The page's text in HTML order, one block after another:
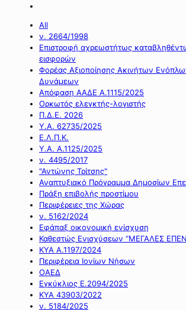
All
ν. 2664/1998
Επιστροφή αχρεωστήτως
εισφορών
Φορέας Αξιοποίησης Ακινήτων
Δυνάμεων
Απόφαση ΑΑΔΕ Α.1115/2025
Ορκωτός ελεγκτής-λογιστής
Π.Δ.Ε. 2026
Υ.Α. 62735/2025
Ε.Λ.Π.Κ.
Υ.Α. Α.1125/2025
ν. 4495/2017
"Αντώνης Τρίτσης"
Αναπτυξιακό Πρόγραμμα Δημοσίων
Πράξη επιβολής προστίμου
Περιφέρειες της Χώρας
ν. 5162/2024
Εφάπαξ οικονομική ενίσχυση
Καθεστώς Ενισχύσεων “ΜΕΓΑΛΕΣ
ΚΥΑ Α.1197/2024
Περιφέρεια Ιονίων Νήσων
ΟΑΕΔ
Εγκύκλιος Ε.2094/2025
ΚΥΑ 43903/2022
ν. 5184/2025